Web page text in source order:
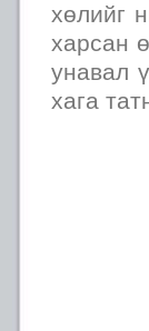
хөлийг
харсан
унавал
хага